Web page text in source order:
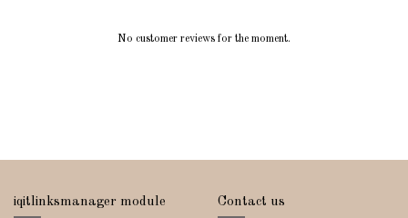
No customer reviews for the moment.
iqitlinksmanager module Contact us